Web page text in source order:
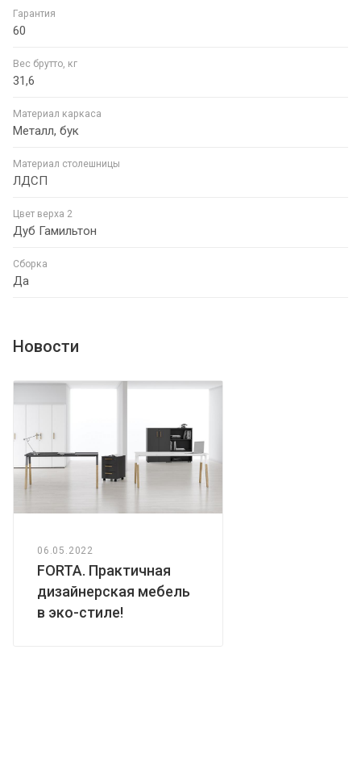
Гарантия
60
Вес брутто, кг
31,6
Материал каркаса
Металл, бук
Материал столешницы
ЛДСП
Цвет верха 2
Дуб Гамильтон
Сборка
Да
Новости
06.05.2022
FORTA. Практичная
дизайнерская мебель
в эко-стиле!